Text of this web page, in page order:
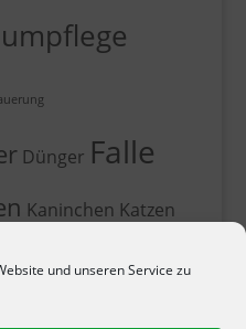
und unseren Service zu
Dünger Falle
Kaninchen Katzen